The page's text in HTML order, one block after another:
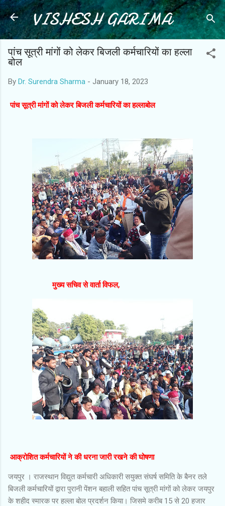
Skip to main content
VISHESH GARIMA
पांच सूत्री मांगों को लेकर बिजली कर्मचारियों का हल्ला
बोल
By Dr. Surendra Sharma - January 18, 2023
पांच सूत्री मांगों को लेकर बिजली कर्मचारियों का हल्लाबोल
मुख्य सचिव से वार्ता विफल,
आक्रोशित कर्मचारियों ने की धरना जारी रखने की घोषणा
जयपुर । राजस्थान विद्युत कर्मचारी अधिकारी सयुक्त संघर्ष समिति के बैनर तले
बिजली कर्मचारियों द्वारा पुरानी पेंशन बहाली सहित पांच सूत्री मांगों को लेकर जयपुर
के शहीद स्मारक पर हल्ला बोल प्रदर्शन किया। जिसमे करीब 15 से 20 हजार